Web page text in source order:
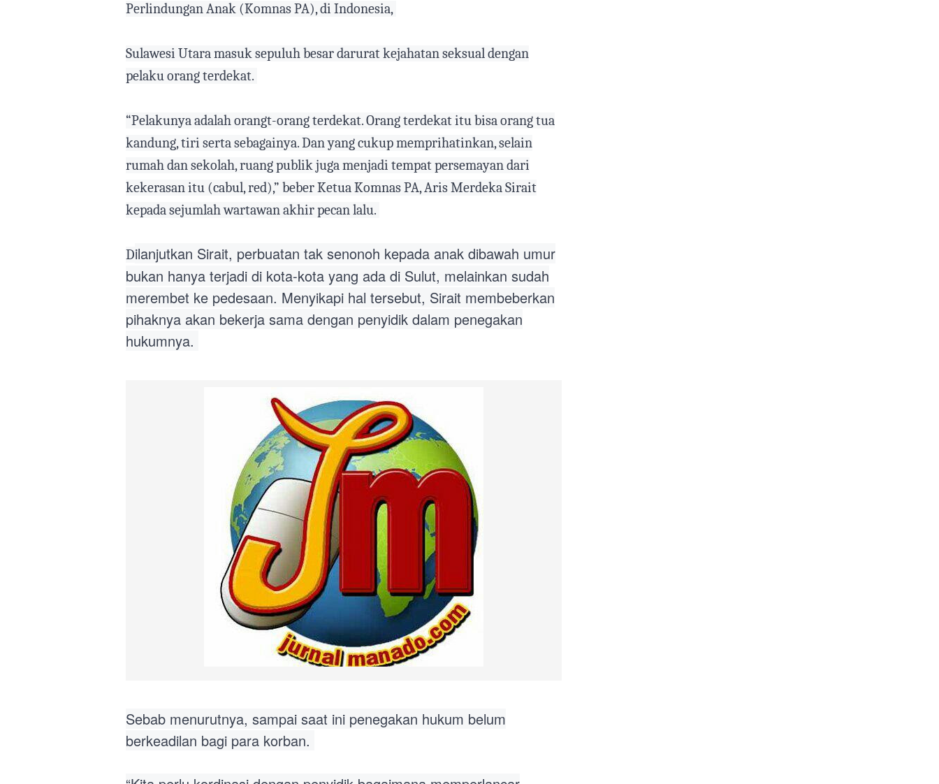
Perlindungan Anak (Komnas PA), di Indonesia,
Sulawesi Utara masuk sepuluh besar darurat kejahatan seksual dengan
pelaku orang terdekat.
“Pelakunya adalah orangt-orang terdekat. Orang terdekat itu bisa orang tua
kandung, tiri serta sebagainya. Dan yang cukup memprihatinkan, selain
rumah dan sekolah, ruang publik juga menjadi tempat persemayan dari
kekerasan itu (cabul, red),” beber Ketua Komnas PA, Aris Merdeka Sirait
kepada sejumlah wartawan akhir pecan lalu.
Dilanjutkan Sirait, perbuatan tak senonoh kepada anak dibawah umur
bukan hanya terjadi di kota-kota yang ada di Sulut, melainkan sudah
merembet ke pedesaan. Menyikapi hal tersebut, Sirait membeberkan
pihaknya akan bekerja sama dengan penyidik dalam penegakan
hukumnya.
Sebab menurutnya, sampai saat ini penegakan hukum belum
berkeadilan bagi para korban.